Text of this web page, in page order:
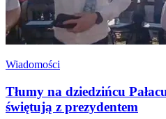
Wiadomości
Tłumy na dziedzińcu
świętują z prezydentem